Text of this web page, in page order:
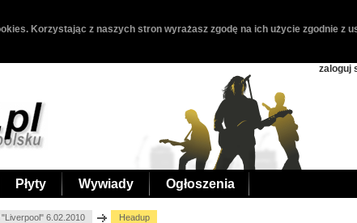
Korzystając z naszych stron wyrażasz zgodę na ich użycie zgodnie z
zaloguj
Płyty Wywiady Ogłoszenia
"Liverpool" 6.02.2010 Headup